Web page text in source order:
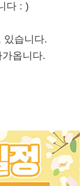
다 : )
있습니다.
옵니다.